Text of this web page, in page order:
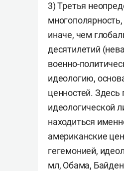
3) Третья
иначе, чем
десятилетий
военно-
идеологию,
ценностей. Здесь
идеологической
находиться
американские
гегемонией,
мл, Обама,